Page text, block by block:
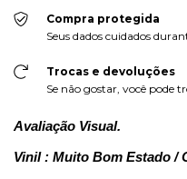
Compra protegida
Seus dados cuidados
Trocas e devoluções
Se não gostar, você pode
Avaliação Visual.
Vinil : Muito Bom Estado /